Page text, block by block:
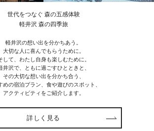
世代をつなぐ 森の五感体験
軽井沢 森の四季旅
軽井沢の想い出を分かちあう。
大切な人に喜んでもらうために。
して、わたし自身も楽しむために。
井沢で、ともに過ごすひとときと、
その大切な想い出を分かち合う、
めの宿泊プラン、食や遊びのスポット、
アクティビティをご紹介します。
詳しく見る